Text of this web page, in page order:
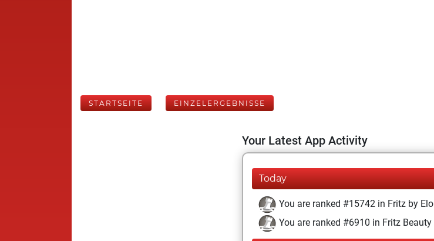
STARTSEITE EINZELERGEBNISSE
Your Latest App Activity
Today
You are ranked #15742 in Fritz by Elo
You are ranked #6910 in Fritz Beauty